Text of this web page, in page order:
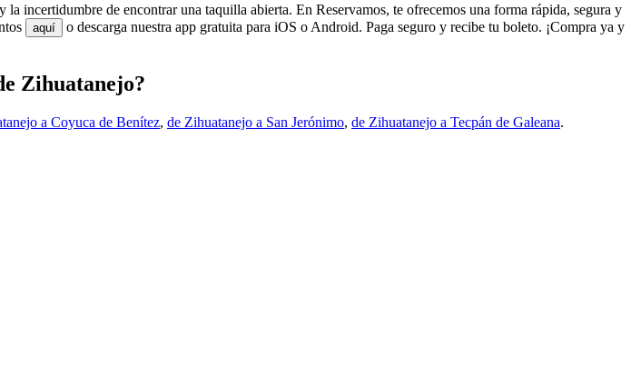
incertidumbre de encontrar una taquilla abierta. En Reservamos, te ofrecemos una forma rápida, segura y
aquí
o descarga nuestra app gratuita para iOS o Android. Paga seguro y recibe tu boleto. ¡Compra ya y
Zihuatanejo?
a Coyuca de Benítez, de Zihuatanejo a San Jerónimo, de Zihuatanejo a Tecpán de Galeana.